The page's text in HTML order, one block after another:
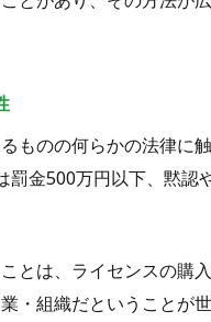
ものの何らかの法律に
金500万円以下、黙認
とは、ライセンスの購
・組織だということが